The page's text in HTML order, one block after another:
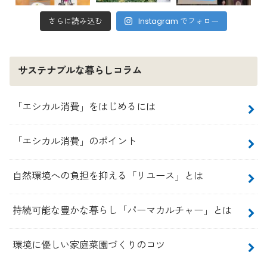
さらに読み込む Instagram でフォロー
サステナブルな暮らしコラム
「エシカル消費」をはじめるには
「エシカル消費」のポイント
自然環境への負担を抑える「リユース」とは
持続可能な豊かな暮らし「パーマカルチャー」とは
環境に優しい家庭菜園づくりのコツ